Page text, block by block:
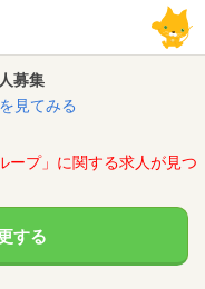
募集
見てみる
プ」に関する求人が見つ
する